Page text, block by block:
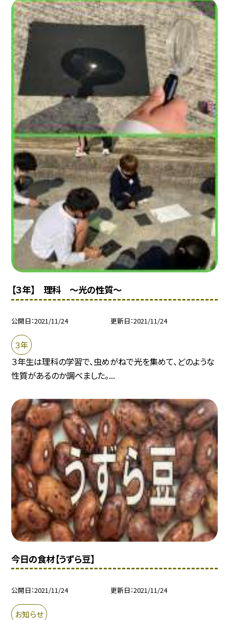
【３年】 理科 〜光の性質〜
公開日 2021/11/24 更新日 2021/11/24
３年
３年生は理科の学習で、虫めがねで光を集めて、どのような
性質があるのか調べました。...
今日の食材【うずら豆】
公開日 2021/11/24 更新日 2021/11/24
お知らせ